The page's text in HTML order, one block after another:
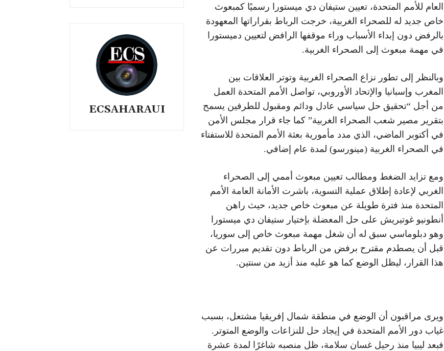
ECSAHARAUI
العام للأمم المتحدة، تعيين ستيفان دي ميستورا رسميًا كمبعوث
خاص جديد له للصحراء الغربية، خرجت الرباط بقراراتها المعهودة
بالرفض دون إبداء الأسباب وراء موقفها الرافض لتعيين دميستورا
في مهمة مبعوث إلى الصحراء الغربية.
وبالنظر إلى تطور نزاع الصحراء الغربية وتوتر العلاقات بين
المغرب وإسبانيا والإتحاد الأوروبي، تواصل الأمم المتحدة العمل
من أجل “تحقيق حل سياسي عادل ودائم ومقبول للطرفين يسمح
بتقرير مصير شعب الصحراء الغربية” كما جاء قرار مجلس الأمن
في أكتوبر الماضي، الذي مدد مأمورية بعثة الأمم المتحدة للاستفتاء
في الصحراء الغربية (مينورسو) لمدة عام إضافي.
ومع تزايد الضغط ومطالب تعيين مبعوث أممي إلى الصحراء
الغربي لإعادة إطلاق عملية التسوية، باشرت الأمانة العامة الأمم
المتحدة منذ فترة طويلة عن مبعوث خاص جديد، حيث راهن
أنطونيو غوتيريش على حل المعضلة بإختيار ستيفان دي ميستورا
وهو دبلوماسي سبق له أن شغل مهمة مبعوث خاص إلى سوريا،
قبل أن يصطدم مقترح برفض من الرباط دون تقديم مبررات عن
هذا القرار، ليظل الوضع كما هو عليه منذ أزيد من سنتين.
ويرى مراقبون أن الوضع في منطقة شمال إفريقيا مشتعل، بسبب
غياب دور الأمم المتحدة في إيجاد حل للنزاعات والوضع المتوتر.
فبعد ليبيا منذ رحيل غسان سلامة، ظل منصبه شاغرًا لمدة عشرة